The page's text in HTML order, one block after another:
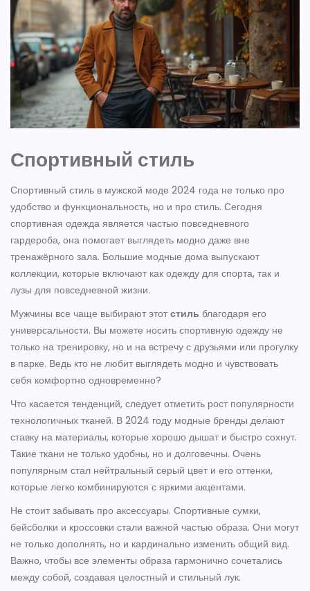
Спортивный стиль
Спортивный стиль в мужской моде 2024 года не только про
удобство и функциональность, но и про стиль. Сегодня
спортивная одежда является частью повседневного
гардероба, она помогает выглядеть модно даже вне
тренажёрного зала. Большие модные дома выпускают
коллекции, которые включают как одежду для спорта, так и
лузы для повседневной жизни.
Мужчины все чаще выбирают этот стиль благодаря его
универсальности. Вы можете носить спортивную одежду не
только на тренировку, но и на встречу с друзьями или прогулку
в парке. Ведь кто не любит выглядеть модно и чувствовать
себя комфортно одновременно?
Что касается тенденций, следует отметить рост популярности
технологичных тканей. В 2024 году модные бренды делают
ставку на материалы, которые хорошо дышат и быстро сохнут.
Такие ткани не только удобны, но и долговечны. Очень
популярным стал нейтральный серый цвет и его оттенки,
которые легко комбинируются с яркими акцентами.
Не стоит забывать про аксессуары. Спортивные сумки,
бейсболки и кроссовки стали важной частью образа. Они могут
не только дополнять, но и кардинально изменить общий вид.
Важно, чтобы все элементы образа гармонично сочетались
между собой, создавая целостный и стильный лук.